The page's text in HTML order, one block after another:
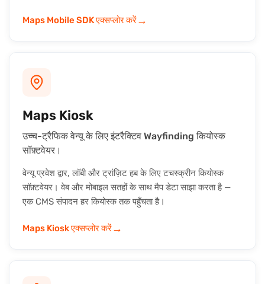
Maps Mobile SDK एक्सप्लोर करें→
Maps Kiosk
उच्च-ट्रैफिक वेन्यू के लिए इंटरैक्टिव Wayfinding कियोस्क
सॉफ़्टवेयर।
वेन्यू प्रवेश द्वार, लॉबी और ट्रांज़िट हब के लिए टचस्क्रीन कियोस्क
सॉफ़्टवेयर। वेब और मोबाइल सतहों के साथ मैप डेटा साझा करता है —
एक CMS संपादन हर कियोस्क तक पहुँचता है।
Maps Kiosk एक्सप्लोर करें→